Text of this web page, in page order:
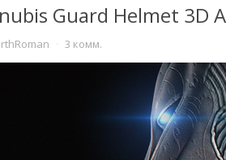
Guard Helmet 3D
· 3 комм.